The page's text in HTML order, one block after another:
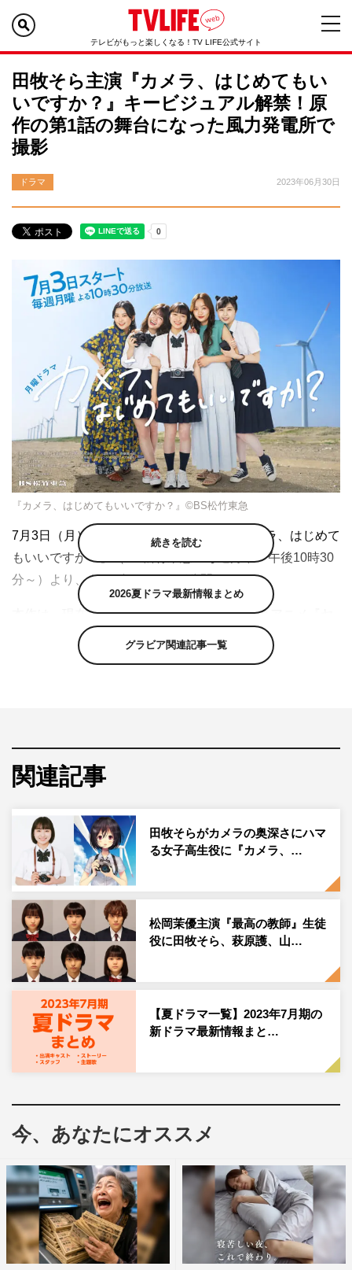
テレビがもっと楽しくなる！TV LIFE公式サイト
田牧そら主演『カメラ、はじめてもい
いですか？』キービジュアル解禁！原
作の第1話の舞台になった風力発電所で
撮影
ドラマ 2023年06月30日
『カメラ、はじめてもいいですか？』©BS松竹東急
7月3日（月）スタートの田牧そら主演『カメラ、はじめて
もいいですか？』（BS松竹東急 毎週月曜 午後10時30
分～）より、キービジュアルが公開された。
本作は、現在第4期まで放送されている大人気アニメ『ヤ
マノススメ』（コミック アース・スターにて連載中）の
原作者である漫画家・しろによる『カメラ、はじめてもい
わりと打ち解けていく青春ドラマで、さまざまな種類のカ
も多数。BS松竹東急のオリジナルドラマで初の青春ドラ
マとなる。
このたび、本作のキービジュアルが解禁。原作の第1話の
舞台となった「波崎ウインドファーム」を背景に、主人
公・ミトを中心に5人が肩を並べ、記念撮影をしているよ
うな構図に。透き通るような青空と、5人の爽やかな笑顔
も相まって青春ドラマぴったりなビジュアルに仕上がっ
た。『カメはじ』の世界観を体現した透明感のあるキービ
ジュアルに、ドラマ本編への期待が高まる。
あらすじ
自分に自信が持てない内気な性格の女子高生。ある日、友
達づくりのためにカップケーキを作ろうとするも大失敗し
（手島実優）が押しかけてくる。火事ではないことに安堵
したチサトは、自宅で昼食を一緒に食べないかとミトを誘
う。オムレツを頬張り満面の笑みを浮かべるミトを見たチ
サトは思わずカメラのシャッターを切る。ミトの表情を気
に入ったチサトは写真撮影にミトを誘い…。
続きを読む
2026夏ドラマ最新情報まとめ
グラビア関連記事一覧
関連記事
田牧そらがカメラの奥深さにハマ
る女子高生役に『カメラ、…
松岡茉優主演『最高の教師』生徒
役に田牧そら、萩原護、山…
【夏ドラマ一覧】2023年7月期の
新ドラマ最新情報まと…
今、あなたにオススメ